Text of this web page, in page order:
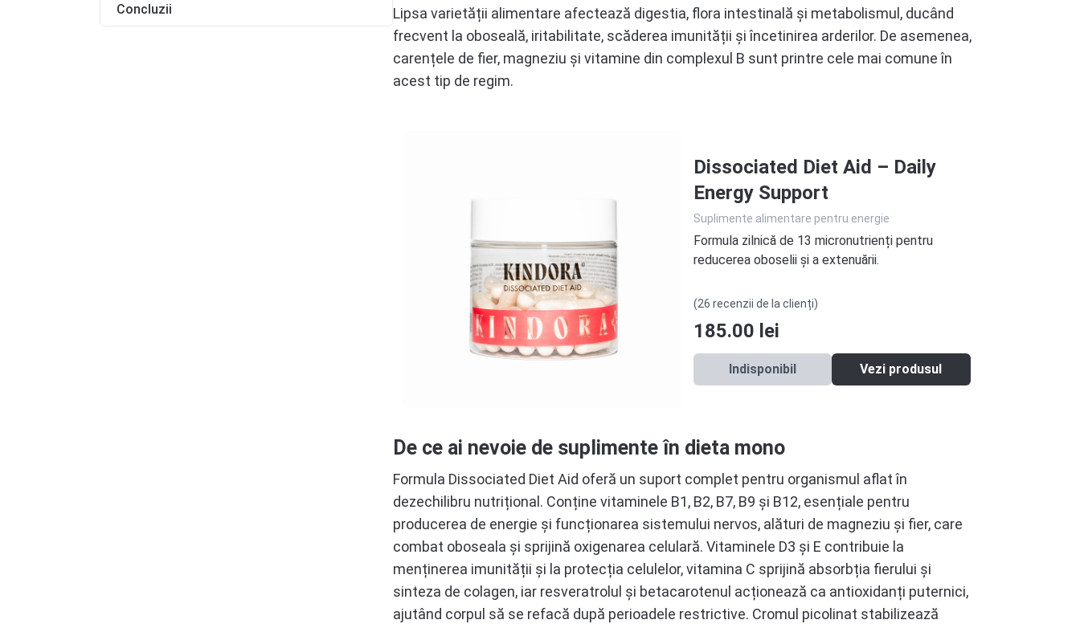
Concluzii C Vitamina C
Lipsa varietății alimentare afectează digestia, flora intestinală și metabolismul, ducând
frecvent la oboseală, iritabilitate, scăderea imunității și încetinirea arderilor. De asemenea,
carențele de fier, magneziu și vitamine din complexul B sunt printre cele mai comune în
acest tip de regim.
Dissociated Diet Aid – Daily
Energy Support
Suplimente alimentare pentru energie
Formula zilnică de 13 micronutrienți pentru
reducerea oboselii și a extenuării.
(26 recenzii de la clienți)
185.00 lei
Indisponibil Vezi produsul
De ce ai nevoie de suplimente în dieta mono
Formula Dissociated Diet Aid oferă un suport complet pentru organismul aflat în
dezechilibru nutrițional. Conține vitaminele B1, B2, B7, B9 și B12, esențiale pentru
producerea de energie și funcționarea sistemului nervos, alături de magneziu și fier, care
combat oboseala și sprijină oxigenarea celulară. Vitaminele D3 și E contribuie la
menținerea imunității și la protecția celulelor, vitamina C sprijină absorbția fierului și
sinteza de colagen, iar resveratrolul și betacarotenul acționează ca antioxidanți puternici,
ajutând corpul să se refacă după perioadele restrictive. Cromul picolinat stabilizează